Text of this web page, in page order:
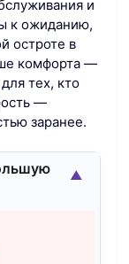
и
к ожиданию,
остроте в
комфорта —
тех, кто
—
заранее.
▲